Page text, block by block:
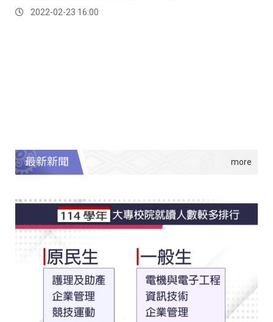
2022-02-23 16:00
最新新聞